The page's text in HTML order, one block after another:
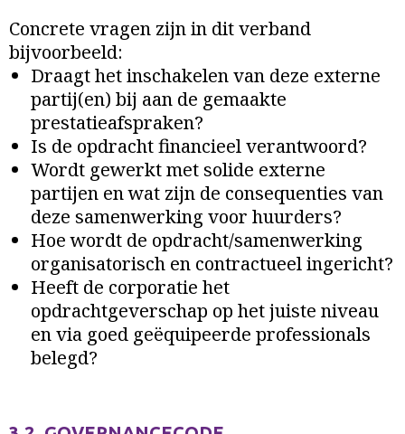
Concrete vragen zijn in dit verband
bijvoorbeeld:
Draagt het inschakelen van deze externe
partij(en) bij aan de gemaakte
prestatieafspraken?
Is de opdracht financieel verantwoord?
Wordt gewerkt met solide externe
partijen en wat zijn de consequenties van
deze samenwerking voor huurders?
Hoe wordt de opdracht/samenwerking
organisatorisch en contractueel ingericht?
Heeft de corporatie het
opdrachtgeverschap op het juiste niveau
en via goed geëquipeerde professionals
belegd?